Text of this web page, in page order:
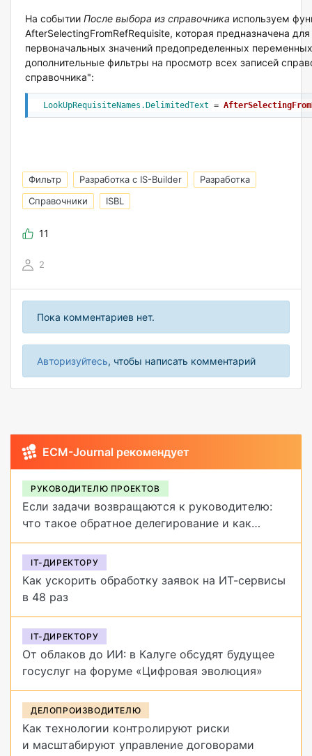
На событии После выбора из справочника используем
AfterSelectingFromRefRequisite, которая предназначена
первоначальных значений предопределенных
дополнительные фильтры на просмотр всех записей
справочника":
LookUpRequisiteNames .DelimitedText =
Фильтр Разработка с IS-Builder
Разработка
Справочники
ISBL
11
2
Пока комментариев нет.
Авторизуйтесь, чтобы написать комментарий
ECM-Journal рекомендует
РУКОВОДИТЕЛЮ ПРОЕКТОВ
Если задачи возвращаются к руководителю:
что такое обратное делегирование и как
от него избавиться
IT-ДИРЕКТОРУ
Как ускорить обработку заявок на ИТ-сервисы
в 48 раз
IT-ДИРЕКТОРУ
От облаков до ИИ: в Калуге обсудят будущее
госуслуг на форуме «Цифровая эволюция»
ДЕЛОПРОИЗВОДИТЕЛЮ
Как технологии контролируют риски
и масштабируют управление договорами